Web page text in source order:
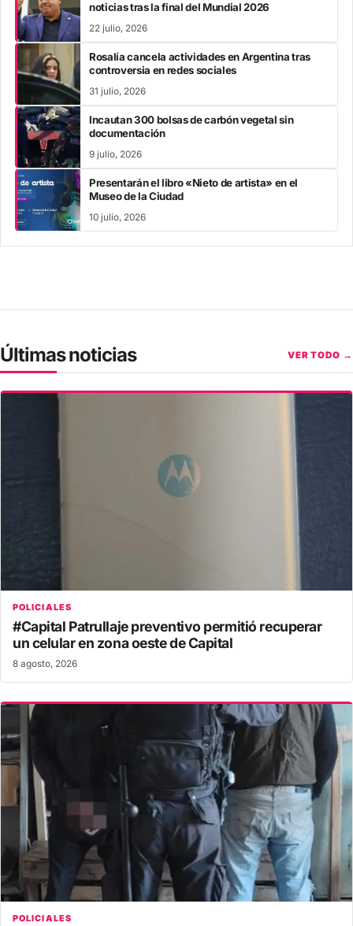
noticias tras la final del Mundial 2026
22 julio, 2026
Rosalía cancela actividades en Argentina tras
controversia en redes sociales
31 julio, 2026
Incautan 300 bolsas de carbón vegetal sin
documentación
9 julio, 2026
Presentarán el libro «Nieto de artista» en el
Museo de la Ciudad
10 julio, 2026
Últimas noticias VER TODO →
POLICIALES
#Capital Patrullaje preventivo permitió recuperar
un celular en zona oeste de Capital
8 agosto, 2026
POLICIALES